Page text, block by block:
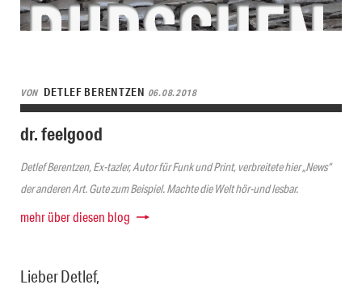
VON DETLEF BERENTZEN 06.08.2018
dr. feelgood
Detlef Berentzen, Ex-tazler, Autor für Funk und Print, verbreitete hier „News“
der anderen Art. Gute zum Beispiel. Machte die Welt hör-und lesbar.
mehr über diesen blog
Lieber Detlef,